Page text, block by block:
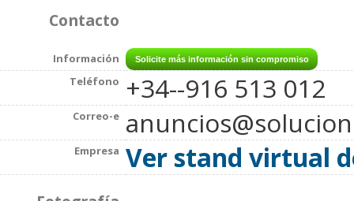
Contacto
Información
Teléfono
+34--916 513 012
Correo-e
Empresa Ver stand virtual